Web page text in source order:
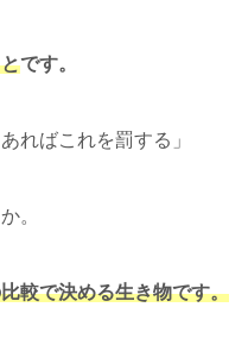
です。
ればこれを罰する」
。
較で決める生き物です。